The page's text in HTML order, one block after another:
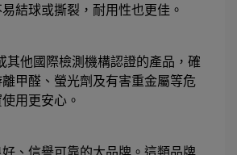
結球或撕裂，耐用性也更佳。
其他國際檢測機構認證的產品，確
甲醛、螢光劑及有害重金屬等危
用更安心。
、信譽可靠的大品牌。這類品牌